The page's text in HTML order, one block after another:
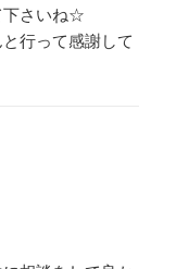
下さいね☆
行って感謝して